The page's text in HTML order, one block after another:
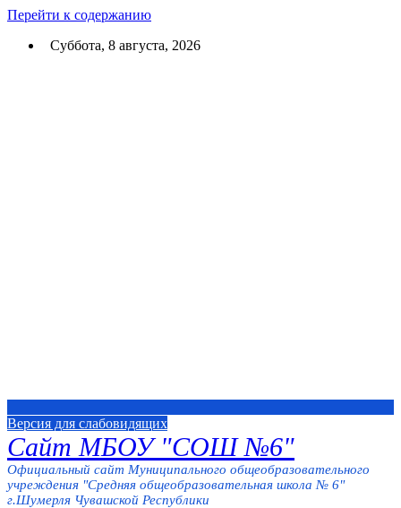
Перейти к содержанию
Суббота, 8 августа, 2026
Версия для слабовидящих
Сайт МБОУ "СОШ №6"
Официальный сайт Муниципального общеобразовательного
учреждения "Средняя общеобразовательная школа № 6"
г.Шумерля Чувашской Республики